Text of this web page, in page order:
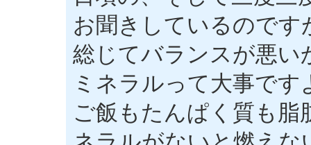
お聞きしているのです
総じてバランスが悪い
ミネラルって大事です
ご飯もたんぱく質も